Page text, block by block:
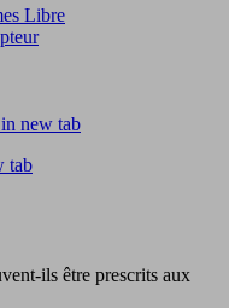
Libre
new tab
tab
ils être prescrits aux